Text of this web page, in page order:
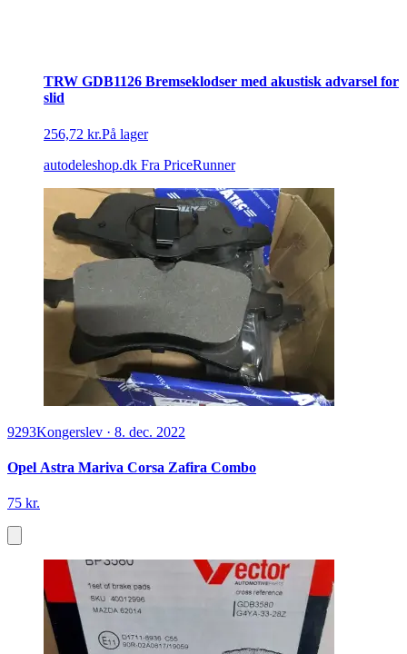
TRW GDB1126 Bremseklodser med akustisk advarsel for
slid
256,72 kr.På lager
autodeleshop.dk Fra PriceRunner
9293Kongerslev · 8. dec. 2022
Opel Astra Mariva Corsa Zafira Combo
75 kr.